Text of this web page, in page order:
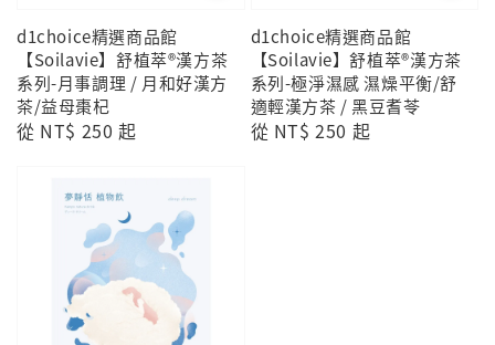
d1choice精選商品館
【Soilavie】舒植萃®漢方茶
系列-月事調理 / 月和好漢方
茶/益母棗杞
Regular
從 NT$ 250 起
d1choice精選商品館
【Soilavie】舒植萃®漢方茶
系列-極淨濕感 濕燥平衡/舒
適輕漢方茶 / 黑豆耆苓
Regular
從 NT$ 250 起